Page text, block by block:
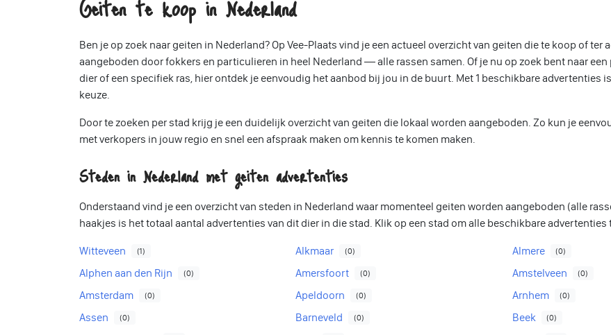
Geiten te koop in Nederland
Ben je op zoek naar geiten in Nederland? Op Vee-Plaats vind je een actueel overzicht van geiten die te koop of ter
aangeboden door fokkers en particulieren in heel Nederland — alle rassen samen. Of je nu op zoek bent naar een
dier of een specifiek ras, hier ontdek je eenvoudig het aanbod bij jou in de buurt. Met 1 beschikbare advertenties
keuze.
Door te zoeken per stad krijg je een duidelijk overzicht van geiten die lokaal worden aangeboden. Zo kun je
met verkopers in jouw regio en snel een afspraak maken om kennis te komen maken.
Steden in Nederland met geiten advertenties
Onderstaand vind je een overzicht van steden in Nederland waar momenteel geiten worden aangeboden (alle
haakjes is het totaal aantal advertenties van dit dier in die stad. Klik op een stad om alle beschikbare advertenties
Witteveen (1) Alkmaar (0) Almere (0)
Alphen aan den Rijn (0) Amersfoort (0) Amstelveen (0)
Amsterdam (0) Apeldoorn (0) Arnhem (0)
Assen (0) Barneveld (0) Beek (0)